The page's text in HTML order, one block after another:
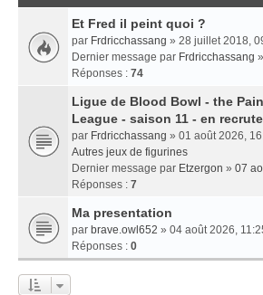
Et Fred il peint quoi ?
par Frdricchassang » 28 juillet 2018,
Dernier message par Frdricchassang »
Réponses : 74
Ligue de Blood Bowl - the
League - saison 11 - en
par Frdricchassang » 01 août 2026,
Autres jeux de figurines
Dernier message par Etzergon » 07
Réponses : 7
Ma presentation
par brave.owl652 » 04 août 2026,
Réponses : 0